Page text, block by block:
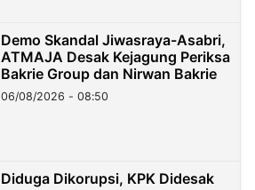
Demo Skandal Jiwasraya-Asabri,
ATMAJA Desak Kejagung Periksa
Bakrie Group dan Nirwan Bakrie
06/08/2026 - 08:50
Diduga Dikorupsi, KPK Didesak